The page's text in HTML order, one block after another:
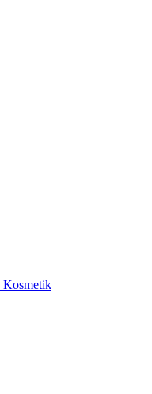
Kosmetik